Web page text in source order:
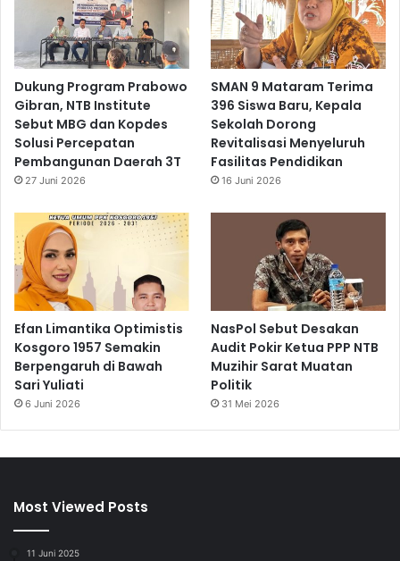
Dukung Program Prabowo
Gibran, NTB Institute
Sebut MBG dan Kopdes
Solusi Percepatan
Pembangunan Daerah 3T
27 Juni 2026
SMAN 9 Mataram Terima
396 Siswa Baru, Kepala
Sekolah Dorong
Revitalisasi Menyeluruh
Fasilitas Pendidikan
16 Juni 2026
Efan Limantika Optimistis
Kosgoro 1957 Semakin
Berpengaruh di Bawah
Sari Yuliati
6 Juni 2026
NasPol Sebut Desakan
Audit Pokir Ketua PPP NTB
Muzihir Sarat Muatan
Politik
31 Mei 2026
Most Viewed Posts
11 Juni 2025